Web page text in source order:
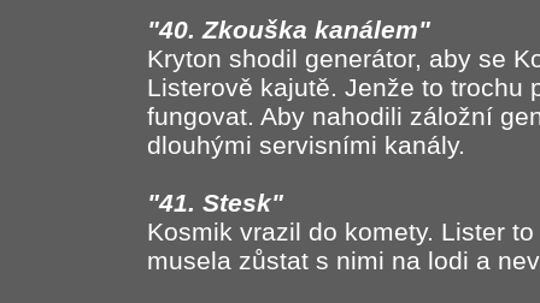
"40. Zkouška kanálem"
Kryton shodil generátor, aby se
Listerově kajutě. Jenže to trochu
fungovat. Aby nahodili záložní
dlouhými servisními kanály.
"41. Stesk"
Kosmik vrazil do komety. Lister
musela zůstat s nimi na lodi a